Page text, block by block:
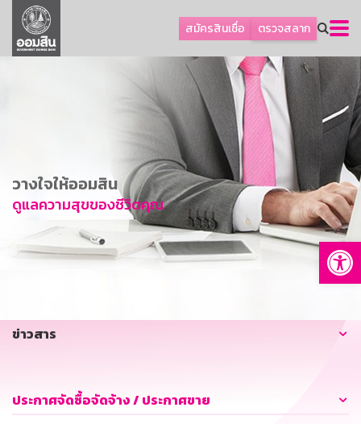
สมัครสินเชื่อ ตรวจสลาก
ลูกค้าธุรกิจ
ลูกค้าผู้ประกอบรายย่อย
การพัฒนาที่ยั่งยืน
ข่าวสาร
บริการทางการเงิน
อื่นๆ
วางใจให้ออมสิน
ดูแลความสุขของชีวิตคุณ
ข่าวสาร
ประกาศจัดซื้อจัดจ้าง / ประกาศขาย